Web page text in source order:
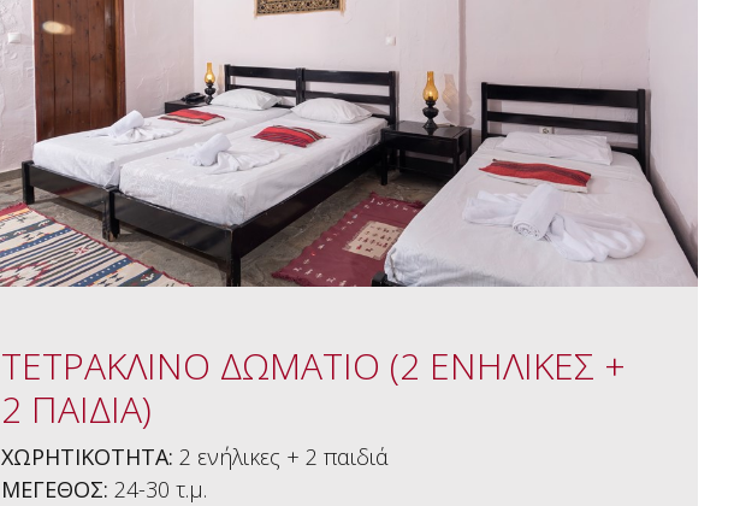
ΤΕΤΡΑΚΛΙΝΟ ΔΩΜΑΤΙΟ (2 ΕΝΗΛΙΚΕΣ +
2 ΠΑΙΔΙΑ)
ΧΩΡΗΤΙΚΟΤΗΤΑ: 2 ενήλικες + 2 παιδιά
ΜΕΓΕΘΟΣ: 24-30 τ.μ.